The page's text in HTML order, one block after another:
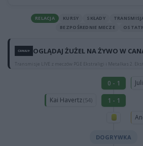
RELACJA KURSY SKŁADY
BEZPOŚREDNIE MECZE
OGLĄDAJ ŻUŻEL NA ŻYWO W
Transmisje LIVE z meczów PGE Ekstraligi i Metalkas 2.
0 - 1
Kai Havertz(54)
1 - 1
DOGRYWKA